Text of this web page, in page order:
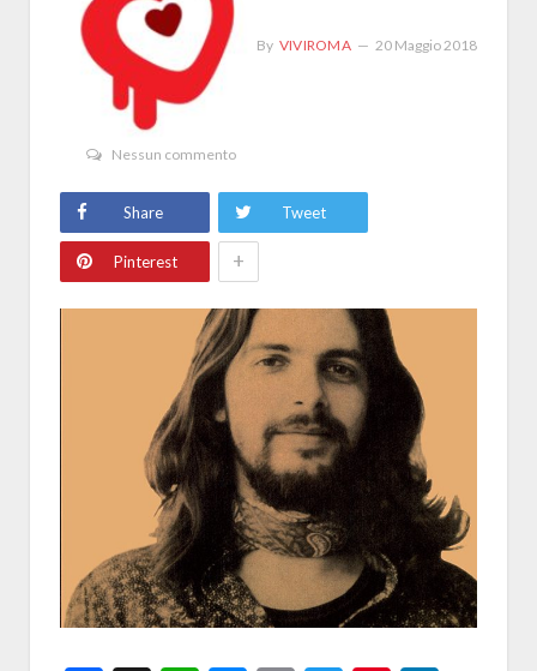
By VIVIROMA 20 Maggio 2018
Nessun commento
Share Tweet
Pinterest +